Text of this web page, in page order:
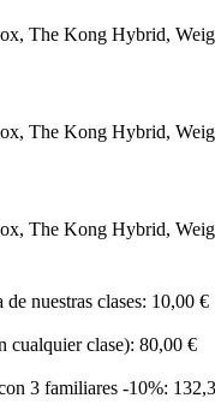
The Kong Hybrid,
The Kong Hybrid,
The Kong Hybrid,
nuestras clases: 10,00 €
cualquier clase): 80,00 €
3 familiares -10%: 132